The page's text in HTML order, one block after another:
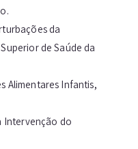
da
de Saúde da
Alimentares Infantis,
Intervenção do